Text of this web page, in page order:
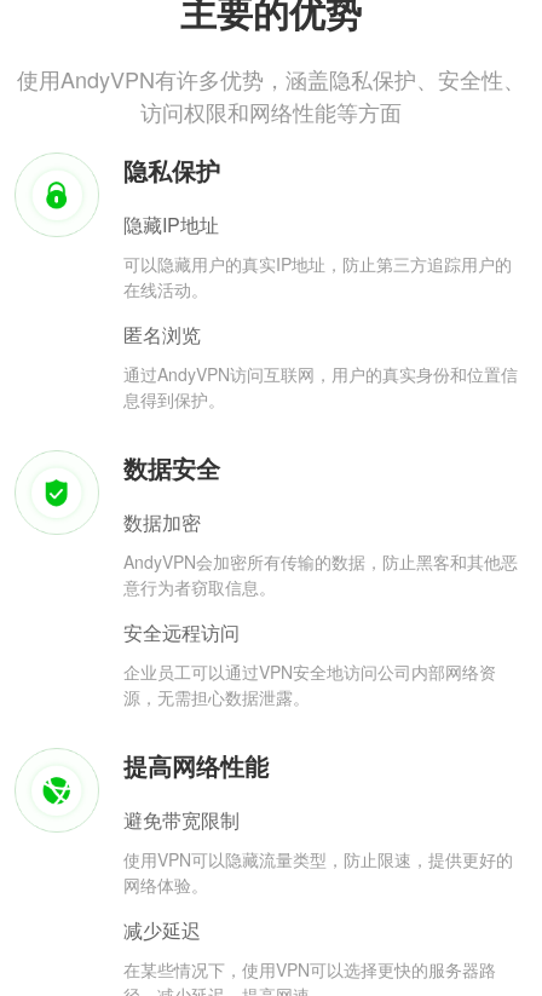
主要的优势
使用AndyVPN有许多优势，涵盖隐私保护、安全性、
访问权限和网络性能等方面
隐私保护
隐藏IP地址
可以隐藏用户的真实IP地址，防止第三方追踪用户的
在线活动。
匿名浏览
通过AndyVPN访问互联网，用户的真实身份和位置信
息得到保护。
数据安全
数据加密
AndyVPN会加密所有传输的数据，防止黑客和其他恶
意行为者窃取信息。
安全远程访问
企业员工可以通过VPN安全地访问公司内部网络资
源，无需担心数据泄露。
提高网络性能
避免带宽限制
使用VPN可以隐藏流量类型，防止限速，提供更好的
网络体验。
减少延迟
在某些情况下，使用VPN可以选择更快的服务器路